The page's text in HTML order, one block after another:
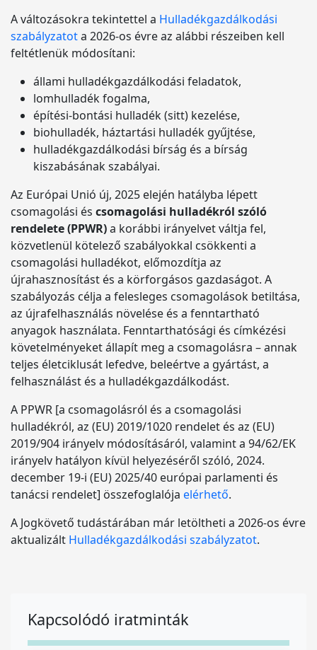
A változásokra tekintettel a Hulladékgazdálkodási
szabályzatota 2026-os évre az alábbi részeiben kell
feltétlenük módosítani:
állami hulladékgazdálkodási feladatok,
lomhulladék fogalma,
építési-bontási hulladék (sitt) kezelése,
biohulladék, háztartási hulladék gyűjtése,
hulladékgazdálkodási bírság és a bírság
kiszabásának szabályai.
Az Európai Unió új, 2025 elején hatályba lépett
csomagolási és csomagolási hulladékról szóló
rendelete (PPWR)a korábbi irányelvet váltja fel,
közvetlenül kötelező szabályokkal csökkenti a
csomagolási hulladékot, előmozdítja az
újrahasznosítást és a körforgásos gazdaságot. A
szabályozás célja a felesleges csomagolások betiltása,
az újrafelhasználás növelése és a fenntartható
anyagok használata. Fenntarthatósági és címkézési
követelményeket állapít meg a csomagolásra – annak
teljes életciklusát lefedve, beleértve a gyártást, a
felhasználást és a hulladékgazdálkodást.
A PPWR [a csomagolásról és a csomagolási
hulladékról, az (EU) 2019/1020 rendelet és az (EU)
2019/904 irányelv módosításáról, valamint a 94/62/EK
irányelv hatályon kívül helyezéséről szóló, 2024.
december 19-i (EU) 2025/40 európai parlamenti és
tanácsi rendelet] összefoglalója elérhető.
A Jogkövető tudástárában már letöltheti a 2026-os évre
aktualizált Hulladékgazdálkodási szabályzatot.
Kapcsolódó iratminták